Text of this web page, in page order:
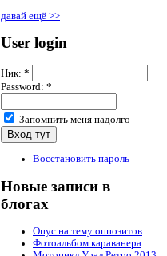
давай ещё >>
User login
Ник: *
Password: *
Запомнить меня надолго
Восстановить пароль
Новые записи в
блогах
Опус на тему оппозитов
Фотоальбом караванера